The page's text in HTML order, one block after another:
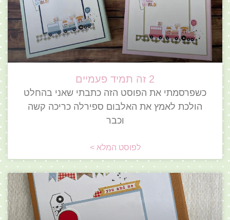
2 זה תמיד פעמיים
כשפרסמתי את הפוסט הזה כתבתי שאני בהחלט
הולכת לאמץ את האלבום ספירלה כריכה קשה
וכבר
לפוסט המלא >